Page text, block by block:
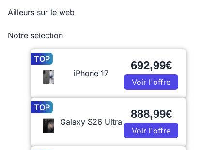
Ailleurs sur le web
Notre sélection
TOP
iPhone 17
692,99€
Voir l'offre
TOP
Galaxy S26 Ultra
888,99€
Voir l'offre